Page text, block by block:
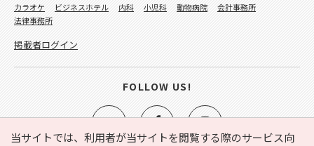
当サイトでは、利用者が当サイトを閲覧する際のサービス向
カラオケ
ビジネスホテル 内科 小児科 動物病院
会計事務所
法律事務所
掲載者ログイン
FOLLOW US!